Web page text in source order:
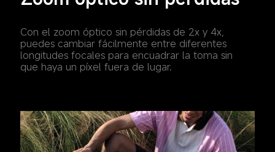
Con el zoom óptico sin pérdidas de 2x y 4x,
puedes cambiar fácilmente entre diferentes
longitudes focales para encuadrar la toma sin
que haya un píxel fuera de lugar.